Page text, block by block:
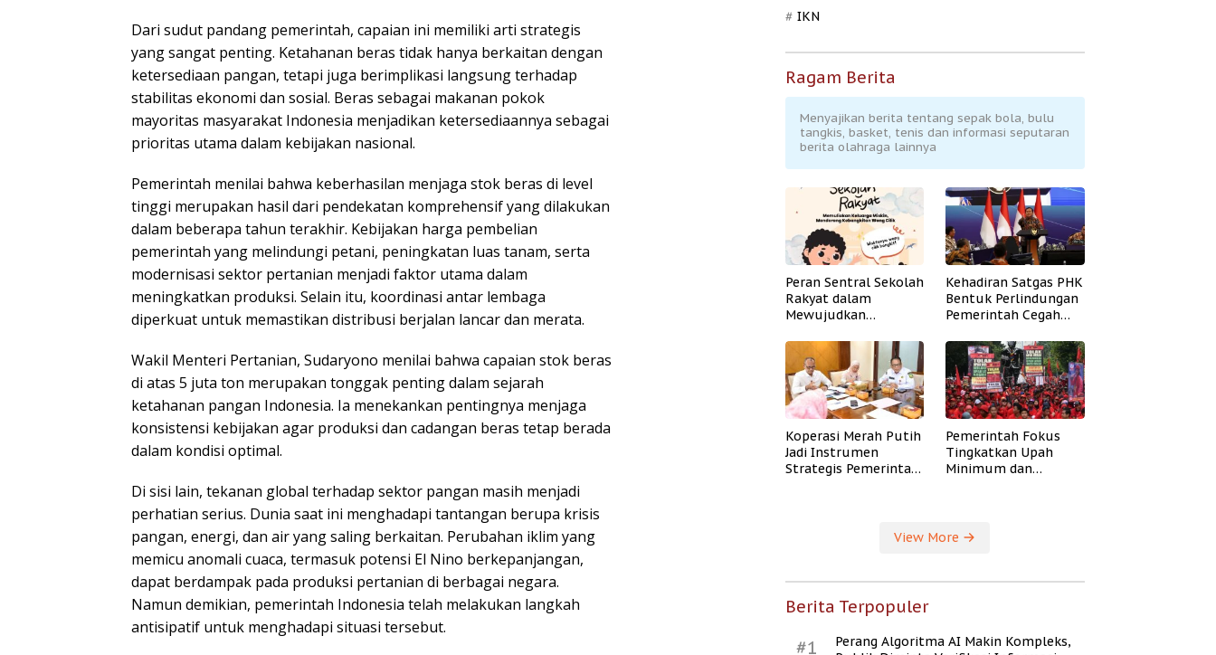
Dari sudut pandang pemerintah, capaian ini memiliki arti strategis
yang sangat penting. Ketahanan beras tidak hanya berkaitan dengan
ketersediaan pangan, tetapi juga berimplikasi langsung terhadap
stabilitas ekonomi dan sosial. Beras sebagai makanan pokok
mayoritas masyarakat Indonesia menjadikan ketersediaannya sebagai
prioritas utama dalam kebijakan nasional.
Pemerintah menilai bahwa keberhasilan menjaga stok beras di level
tinggi merupakan hasil dari pendekatan komprehensif yang dilakukan
dalam beberapa tahun terakhir. Kebijakan harga pembelian
pemerintah yang melindungi petani, peningkatan luas tanam, serta
modernisasi sektor pertanian menjadi faktor utama dalam
meningkatkan produksi. Selain itu, koordinasi antar lembaga
diperkuat untuk memastikan distribusi berjalan lancar dan merata.
Wakil Menteri Pertanian, Sudaryono menilai bahwa capaian stok beras
di atas 5 juta ton merupakan tonggak penting dalam sejarah
ketahanan pangan Indonesia. Ia menekankan pentingnya menjaga
konsistensi kebijakan agar produksi dan cadangan beras tetap berada
dalam kondisi optimal.
Di sisi lain, tekanan global terhadap sektor pangan masih menjadi
perhatian serius. Dunia saat ini menghadapi tantangan berupa krisis
pangan, energi, dan air yang saling berkaitan. Perubahan iklim yang
memicu anomali cuaca, termasuk potensi El Nino berkepanjangan,
dapat berdampak pada produksi pertanian di berbagai negara.
Namun demikian, pemerintah Indonesia telah melakukan langkah
antisipatif untuk menghadapi situasi tersebut.
IKN
Ragam Berita
Menyajikan berita tentang sepak bola, bulu
tangkis, basket, tenis dan informasi seputaran
berita olahraga lainnya
Peran Sentral Sekolah
Rakyat dalam
Mewujudkan
Kehadiran Satgas PHK
Bentuk Perlindungan
Pemerintah Cegah
Koperasi Merah Putih
Jadi Instrumen
Strategis Pemerintah
Pemerintah Fokus
Tingkatkan Upah
Minimum dan
View More
Berita Terpopuler
#1
Perang Algoritma AI Makin Kompleks,